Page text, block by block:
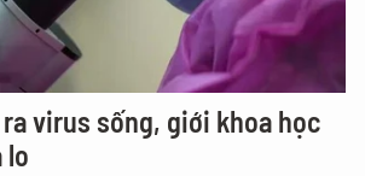
virus sống, giới khoa học
lo